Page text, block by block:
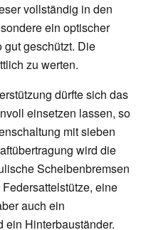
vollständig in den
ein optischer
gut geschützt. Die
zu werten.
dürfte sich das
einsetzen lassen, so
mit sieben
wird die
Scheibenbremsen
eine
auch ein
ein Hinterbauständer.